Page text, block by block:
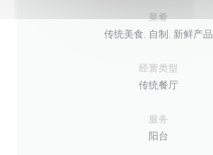
菜肴
传统美食, 自制, 新鲜产品
经营类型
传统餐厅
服务
阳台